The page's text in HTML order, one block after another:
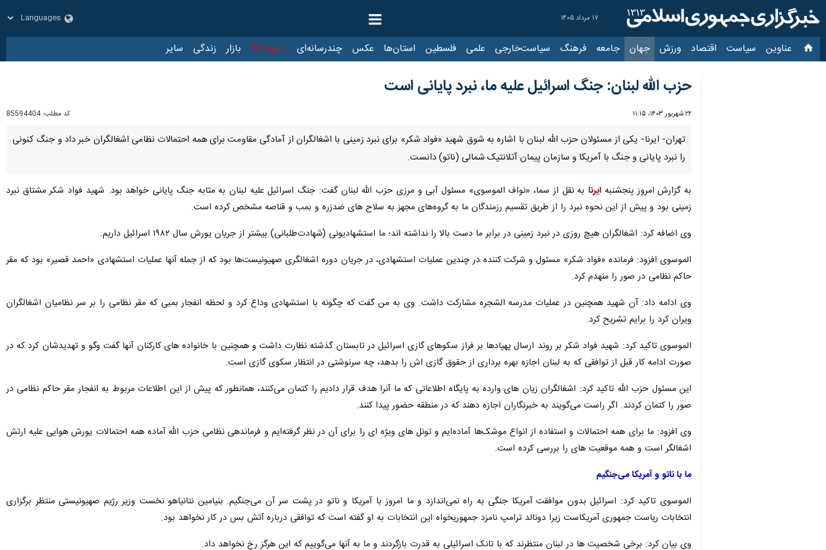
۱۷ مرداد ۱۴۰۵
عناوین‌ سیاست اقتصاد ورزش جهان جامعه فرهنگ سیاست‌خارجی علمی فلسطین استان‌ها عکس چندرسانه‌ای ایرنا TV بازار زندگی سایر
حزب الله لبنان: جنگ اسرائیل علیه ما، نبرد پایانی است
۲۲ شهریور ۱۴۰۳، ۱۱:۱۵ کد مطلب: 85594404
تهران- ایرنا- یکی از مسئولان حزب الله لبنان با اشاره به شوق شهید «فواد شکر» برای نبرد زمینی با اشغالگران از آمادگی مقاومت برای همه احتمالات نظامی اشغالگران خبر داد و جنگ کنونی
را نبرد پایانی و جنگ با آمریکا و سازمان پیمان آتلانتیک شمالی (ناتو) دانست.
به گزارش امروز پنجشنبه ایرنابه نقل از سما، «نواف الموسوی» مسئول آبی و مرزی حزب الله لبنان گفت: جنگ اسرائیل علیه لبنان به مثابه جنگ پایانی خواهد بود. شهید فواد شکر مشتاق نبرد
زمینی بود و پیش از این نحوه نبرد را از طریق تقسیم رزمندگان ما به گروه‌های مجهز به سلاح های ضدزره و بمب و قناصه مشخص کرده است.
وی اضافه کرد: اشغالگران هیچ روزی در نبرد زمینی در برابر ما دست بالا را نداشته اند؛ ما استشهادیونی (شهادت‌طلبانی) بیشتر از جریان یورش سال ۱۹۸۲ اسرائیل داریم.
الموسوی افزود: فرمانده «فواد شکر» مسئول و شرکت کننده در چندین عملیات استشهادی، در جریان دوره اشغالگری صهیونیست‌ها بود که از جمله آنها عملیات استشهادی «احمد قصیر» بود که مقر
حاکم نظامی در صور را منهدم کرد.
وی ادامه داد: آن شهید همچنین در عملیات مدرسه الشجره مشارکت داشت. وی به من گفت که چگونه با استشهادی وداع کرد و لحظه انفجار بمبی که مقر نظامی را بر سر نظامیان اشغالگران
ویران کرد را برایم تشریح کرد.
الموسوی تاکید کرد: شهید فواد شکر بر روند ارسال پهپادها بر فراز سکوهای گازی اسرائیل در تابستان گذشته نظارت داشت و همچنین با خانواده های کارکنان آنها گفت وگو و تهدیدشان کرد که در
صورت ادامه کار قبل از توافقی که به لبنان اجازه بهره برداری از حقوق گازی اش را بدهد، چه سرنوشتی در انتظار سکوی گازی است.
این مسئول حزب الله تاکید کرد: اشغالگران زیان های وارده به پایگاه اطلاعاتی که ما آنرا هدف قرار دادیم را کتمان می‌کنند، همانطور که پیش از این اطلاعات مربوط به انفجار مقر حاکم نظامی در
صور را کتمان کردند. اگر راست می‌گویند به خبرنگاران اجازه دهند که در منطقه حضور پیدا کنند.
وی افزود: ما برای همه احتمالات و استفاده از انواع موشک‌ها آماده‌ایم و تونل های ویژه ای را برای آن در نظر گرفته‌ایم و فرماندهی نظامی حزب الله آماده همه احتمالات یورش هوایی علیه ارتش
اشغالگر است و همه موقعیت های را بررسی کرده است.
ما با ناتو و آمریکا می‌جنگیم
الموسوی تاکید کرد: اسرائیل بدون موافقت آمریکا جنگی به راه نمی‌اندازد و ما امروز با آمریکا و ناتو در پشت سر آن می‌جنگیم. بنیامین نتانیاهو نخست وزیر رژیم صهیونیستی منتظر برگزاری
انتخابات ریاست جمهوری آمریکاست زیرا دونالد ترامپ نامزد جمهوریخواه این انتخابات به او گفته است که توافقی درباره آتش بس در کار نخواهد بود.
وی بیان کرد: برخی شخصیت ها در لبنان منتظرند که با تانک اسرائیلی به قدرت بازگردند و ما به آنها می‌گوییم که این هرگز رخ نخواهد داد.